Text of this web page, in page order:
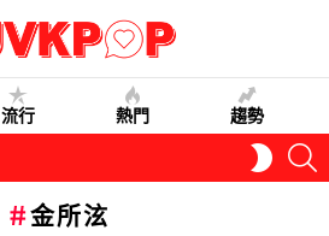
流行 熱門 趨勢
SKIN
金所泫